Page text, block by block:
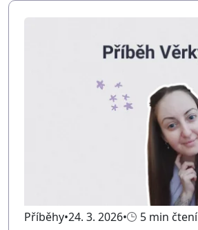
Příběhy 24. 3. 2026 5 min čtení